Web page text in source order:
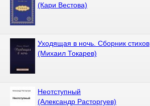
(Кари Вестова)
Уходящая в ночь. Сборник стихов
(Михаил Токарев)
Неотступный
(Александр Расторгуев)